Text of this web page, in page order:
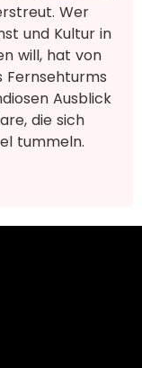
Wer
und Kultur in
will, hat von
Fernsehturms
Ausblick
die sich
tummeln.